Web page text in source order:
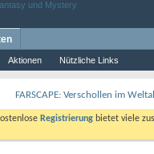
Aktionen Nützliche Links
FARSCAPE: Verschollen im
Registrierung bietet viele